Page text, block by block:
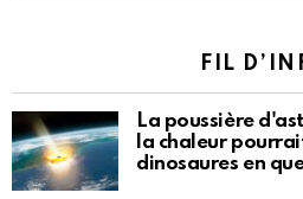
FIL
La poussière
la chaleur
dinosaures en